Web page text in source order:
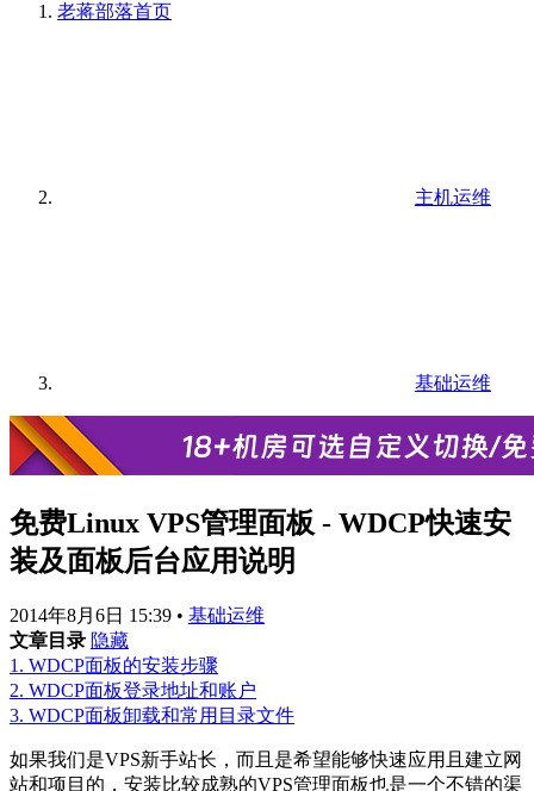
老蒋部落首页
主机运维
基础运维
免费Linux VPS管理面板 - WDCP快速安
装及面板后台应用说明
2014年8月6日 15:39 • 基础运维
文章目录 隐藏
1. WDCP面板的安装步骤
2. WDCP面板登录地址和账户
3. WDCP面板卸载和常用目录文件
如果我们是VPS新手站长，而且是希望能够快速应用且建立网
站和项目的，安装比较成熟的VPS管理面板也是一个不错的渠